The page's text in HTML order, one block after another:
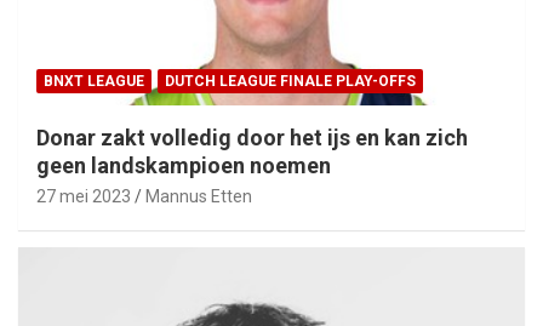
BNXT LEAGUE DUTCH LEAGUE FINALE PLAY-OFFS
Donar zakt volledig door het ijs en kan zich
geen landskampioen noemen
27 mei 2023 Mannus Etten